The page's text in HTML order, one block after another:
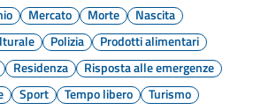
Mercato Morte
Nascita
Polizia
Prodotti alimentari
Residenza
Risposta alle emergenze
Sport Tempo libero
Turismo